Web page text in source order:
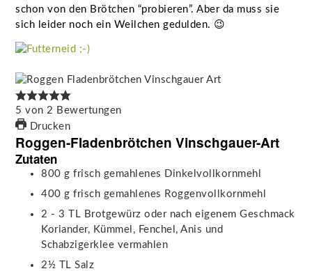
schon von den Brötchen “probieren”. Aber da muss sie
sich leider noch ein Weilchen gedulden. 😉
5 von2 Bewertungen
Drucken
Roggen-Fladenbrötchen Vinschgauer-Art
Zutaten
800 g frisch gemahlenes Dinkelvollkornmehl
400 g frisch gemahlenes Roggenvollkornmehl
2 - 3
TL Brotgewürz oder nach eigenem Geschmack
Koriander, Kümmel, Fenchel, Anis und
Schabzigerklee vermahlen
2½
TL Salz